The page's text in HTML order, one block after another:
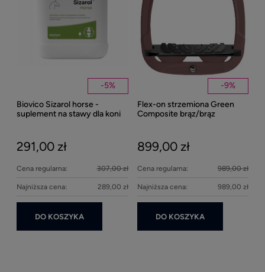
-5%
Biovico Sizarol horse -
suplement na stawy dla koni
291,00 zł
Cena regularna: 307,00 zł
Najniższa cena: 289,00 zł
DO KOSZYKA
-9%
Flex-on strzemiona Green
Composite brąz/brąz
899,00 zł
Cena regularna: 989,00 zł
Najniższa cena: 989,00 zł
DO KOSZYKA